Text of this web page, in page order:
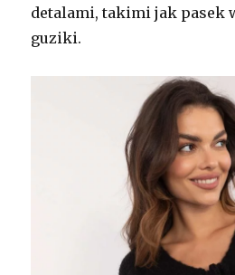
detalami, takimi jak pasek
guziki.